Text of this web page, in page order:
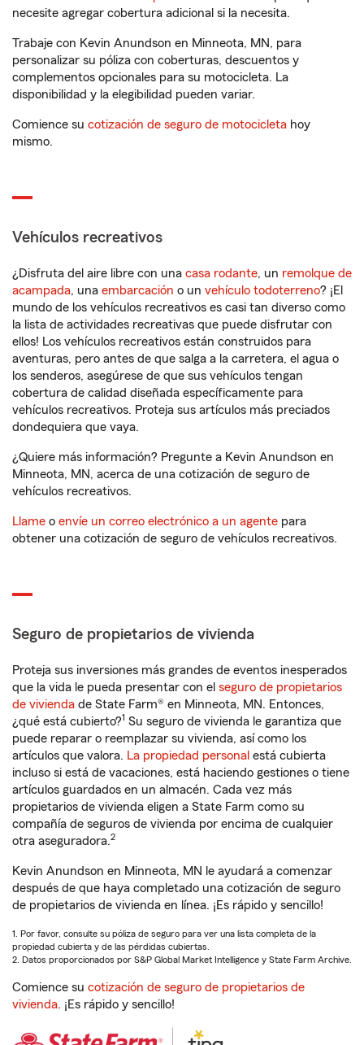
necesite agregar cobertura adicional si la necesita.
Trabaje con Kevin Anundson en Minneota, MN, para
personalizar su póliza con coberturas, descuentos y
complementos opcionales para su motocicleta. La
disponibilidad y la elegibilidad pueden variar.
Comience su cotización de seguro de motocicleta hoy
mismo.
Vehículos recreativos
¿Disfruta del aire libre con una casa rodante, un remolque de
acampada, una embarcación o un vehículo todoterreno? ¡El
mundo de los vehículos recreativos es casi tan diverso como
la lista de actividades recreativas que puede disfrutar con
ellos! Los vehículos recreativos están construidos para
aventuras, pero antes de que salga a la carretera, el agua o
los senderos, asegúrese de que sus vehículos tengan
cobertura de calidad diseñada específicamente para
vehículos recreativos. Proteja sus artículos más preciados
dondequiera que vaya.
¿Quiere más información? Pregunte a Kevin Anundson en
Minneota, MN, acerca de una cotización de seguro de
vehículos recreativos.
Llame o envíe un correo electrónico a un agente para
obtener una cotización de seguro de vehículos recreativos.
Seguro de propietarios de vivienda
Proteja sus inversiones más grandes de eventos inesperados
que la vida le pueda presentar con el seguro de propietarios
de vivienda de State Farm® en Minneota, MN. Entonces,
¿qué está cubierto?1 Su seguro de vivienda le garantiza que
puede reparar o reemplazar su vivienda, así como los
artículos que valora. La propiedad personal está cubierta
incluso si está de vacaciones, está haciendo gestiones o tiene
artículos guardados en un almacén. Cada vez más
propietarios de vivienda eligen a State Farm como su
compañía de seguros de vivienda por encima de cualquier
otra aseguradora.2
Kevin Anundson en Minneota, MN le ayudará a comenzar
después de que haya completado una cotización de seguro
de propietarios de vivienda en línea. ¡Es rápido y sencillo!
1. Por favor, consulte su póliza de seguro para ver una lista completa de la
propiedad cubierta y de las pérdidas cubiertas.
2. Datos proporcionados por S&P Global Market Intelligence y State Farm Archive.
Comience su cotización de seguro de propietarios de
vivienda. ¡Es rápido y sencillo!